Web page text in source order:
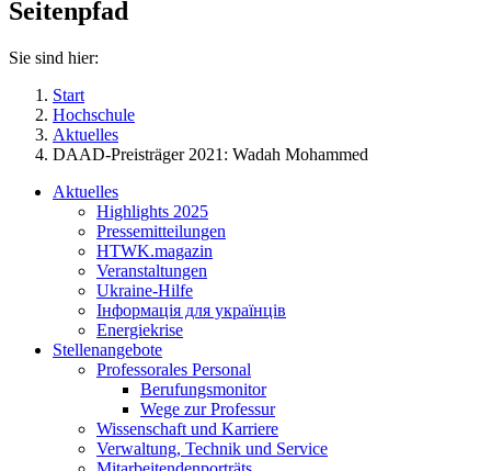
Seitenpfad
Sie sind hier:
Start
Hochschule
Aktuelles
DAAD-Preisträger 2021: Wadah Mohammed
Aktuelles
Highlights 2025
Pressemitteilungen
HTWK.magazin
Veranstaltungen
Ukraine-Hilfe
Інформація для українців
Energiekrise
Stellenangebote
Professorales Personal
Berufungsmonitor
Wege zur Professur
Wissenschaft und Karriere
Verwaltung, Technik und Service